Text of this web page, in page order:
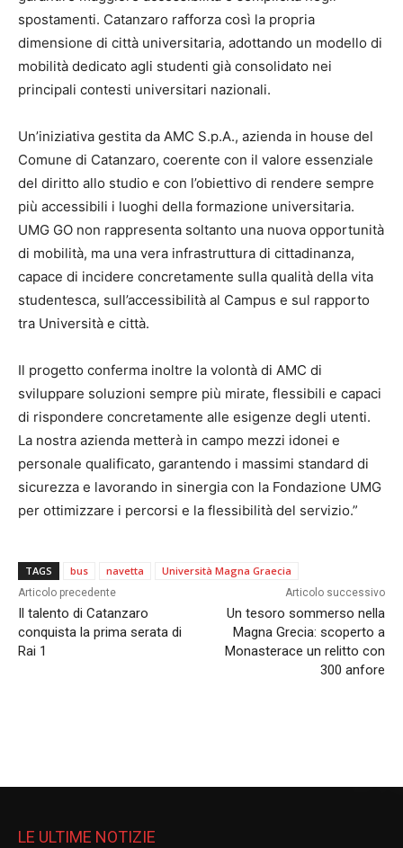
spostamenti. Catanzaro rafforza così la propria
dimensione di città universitaria, adottando un modello di
mobilità dedicato agli studenti già consolidato nei
principali contesti universitari nazionali.
Un’iniziativa gestita da AMC S.p.A., azienda in house del
Comune di Catanzaro, coerente con il valore essenziale
del diritto allo studio e con l’obiettivo di rendere sempre
più accessibili i luoghi della formazione universitaria.
UMG GO non rappresenta soltanto una nuova opportunità
di mobilità, ma una vera infrastruttura di cittadinanza,
capace di incidere concretamente sulla qualità della vita
studentesca, sull’accessibilità al Campus e sul rapporto
tra Università e città.
Il progetto conferma inoltre la volontà di AMC di
sviluppare soluzioni sempre più mirate, flessibili e capaci
di rispondere concretamente alle esigenze degli utenti.
La nostra azienda metterà in campo mezzi idonei e
personale qualificato, garantendo i massimi standard di
sicurezza e lavorando in sinergia con la Fondazione UMG
per ottimizzare i percorsi e la flessibilità del servizio.”
TAGS bus navetta Università Magna Graecia
Articolo precedente
Il talento di Catanzaro
conquista la prima serata di
Rai 1
Articolo successivo
Un tesoro sommerso nella
Magna Grecia: scoperto a
Monasterace un relitto con
300 anfore
LE ULTIME NOTIZIE